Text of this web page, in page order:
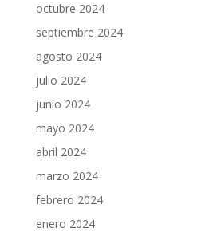
octubre 2024
septiembre 2024
agosto 2024
julio 2024
junio 2024
mayo 2024
abril 2024
marzo 2024
febrero 2024
enero 2024